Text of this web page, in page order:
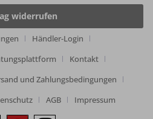
widerrufen
Händler-Login
Kontakt
und Zahlungsbedingungen
AGB Impressum